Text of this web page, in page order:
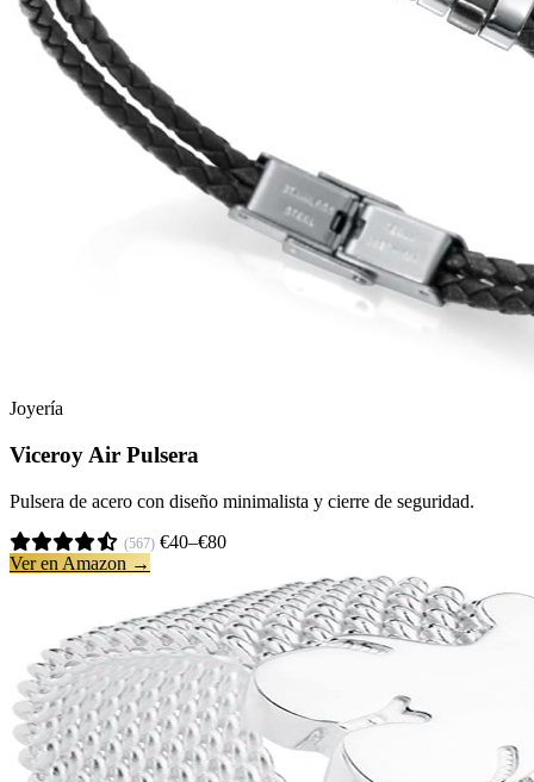
Joyería
Viceroy Air Pulsera
Pulsera de acero con diseño minimalista y cierre de seguridad.
(567) €40–€80
Ver en Amazon →